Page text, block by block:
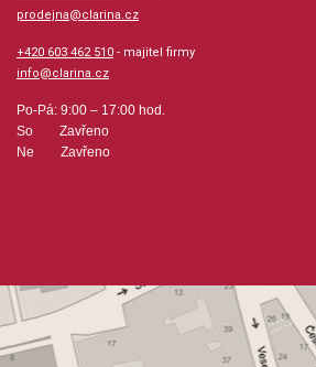
prodejna@clarina.cz
+420 603 462 510 - majitel firmy
info@clarina.cz
Po-Pá: 9:00 – 17:00 hod.
So Zavřeno
Ne Zavřeno